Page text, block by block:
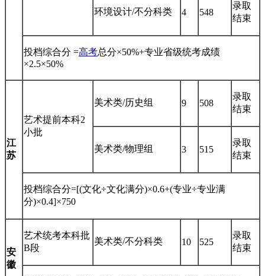
环境设计/不分科类 4 548
录取
结束
投档综合分 =高考总分×50%+专业省级统考成绩
×2.5×50%
江
苏
艺术提前本科2
小批
美术类/历史组 9 508
录取
结束
美术类/物理组 3 515
录取
结束
投档综合分=[(文化÷文化满分)×0.6+(专业÷专业满
分)×0.4]×750
安
徽
艺术统考本科批
B段
美术类/不分科类 10 525
录取
结束